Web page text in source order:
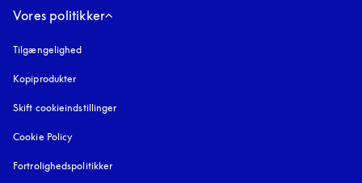
Vores politikker
Tilgængelighed
Kopiprodukter
Skift cookieindstillinger
Cookie Policy
Fortrolighedspolitikker